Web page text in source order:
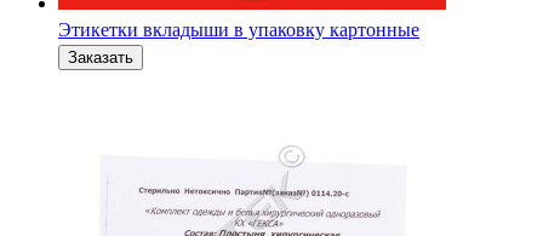
Этикетки вкладыши в упаковку картонные